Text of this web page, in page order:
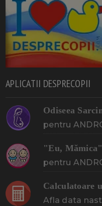
APLICATII DESPRECOPII
Odiseea
pentru
"Eu,
pentru
Calculatoare
Afla data